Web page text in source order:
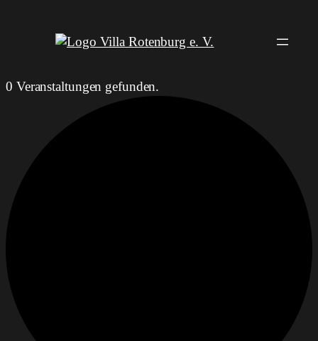
0 Veranstaltungen gefunden.